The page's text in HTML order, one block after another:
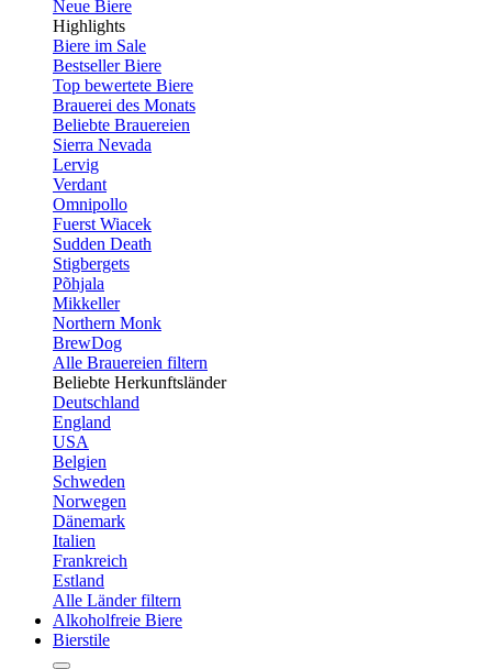
Neue Biere
Highlights
Biere im Sale
Bestseller Biere
Top bewertete Biere
Brauerei des Monats
Beliebte Brauereien
Sierra Nevada
Lervig
Verdant
Omnipollo
Fuerst Wiacek
Sudden Death
Stigbergets
Põhjala
Mikkeller
Northern Monk
BrewDog
Alle Brauereien filtern
Beliebte Herkunftsländer
Deutschland
England
USA
Belgien
Schweden
Norwegen
Dänemark
Italien
Frankreich
Estland
Alle Länder filtern
Alkoholfreie Biere
Bierstile